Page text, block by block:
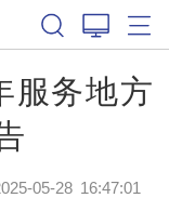
服务地方
05-28 16:47:01